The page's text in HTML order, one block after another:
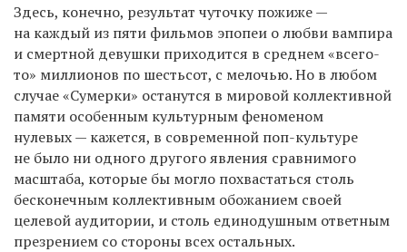
Здесь, конечно, результат чуточку пожиже —
на каждый из пяти фильмов эпопеи о любви вампира
и смертной девушки приходится в среднем «всего-
то» миллионов по шестьсот, с мелочью. Но в любом
случае «Сумерки» останутся в мировой коллективной
памяти особенным культурным феноменом
нулевых — кажется, в современной поп-культуре
не было ни одного другого явления сравнимого
масштаба, которые бы могло похвастаться столь
бесконечным коллективным обожанием своей
целевой аудитории, и столь единодушным ответным
презрением со стороны всех остальных.